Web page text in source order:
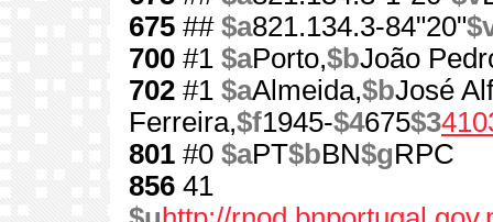
675 ## $a821.134.3-84"20"
700 #1 $aPorto,$bJoão
702 #1 $aAlmeida,$bJosé
Ferreira,$f1945-$4675$3
801 #0 $aPT$bBN$gRPC
856 41